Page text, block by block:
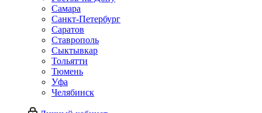
Самара
Санкт-Петербург
Саратов
Ставрополь
Сыктывкар
Тольятти
Тюмень
Уфа
Челябинск